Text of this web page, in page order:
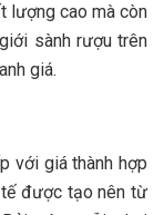
lượng cao mà còn
sành rượu trên
giá.
với giá thành hợp
tế được tạo nên từ